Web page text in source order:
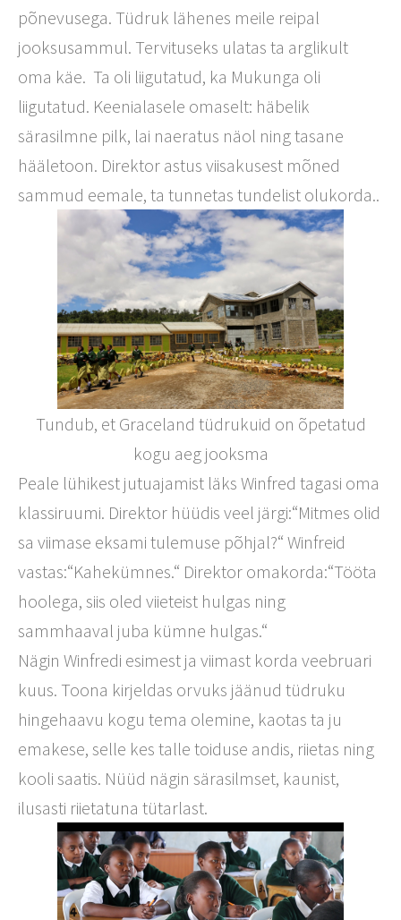
põnevusega. Tüdruk lähenes meile reipal
jooksusammul. Tervituseks ulatas ta arglikult
oma käe. Ta oli liigutatud, ka Mukunga oli
liigutatud. Keenialasele omaselt: häbelik
särasilmne pilk, lai naeratus näol ning tasane
hääletoon. Direktor astus viisakusest mõned
sammud eemale, ta tunnetas tundelist olukorda..
Tundub, et Graceland tüdrukuid on õpetatud
kogu aeg jooksma
Peale lühikest jutuajamist läks Winfred tagasi oma
klassiruumi. Direktor hüüdis veel järgi:“Mitmes olid
sa viimase eksami tulemuse põhjal?“ Winfreid
vastas:“Kahekümnes.“ Direktor omakorda:“Tööta
hoolega, siis oled viieteist hulgas ning
sammhaaval juba kümne hulgas.“
Nägin Winfredi esimest ja viimast korda veebruari
kuus. Toona kirjeldas orvuks jäänud tüdruku
hingehaavu kogu tema olemine, kaotas ta ju
emakese, selle kes talle toiduse andis, riietas ning
kooli saatis. Nüüd nägin särasilmset, kaunist,
ilusasti riietatuna tütarlast.